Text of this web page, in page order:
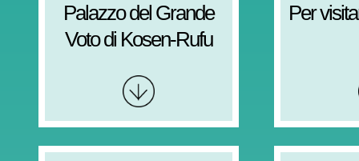
Palazzo del Grande
Voto di Kosen-Rufu
Per